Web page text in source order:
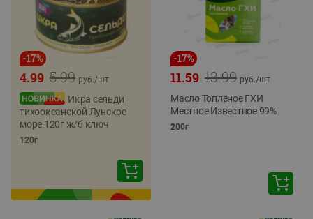
-17%
5.99
4.99 руб./шт
Икра сельди
тихоокеанской Лунское
море 120г ж/б ключ
120г
-17%
13.99
11.59 руб./шт
Масло Топленое ГХИ
Местное Известное 99%
200г